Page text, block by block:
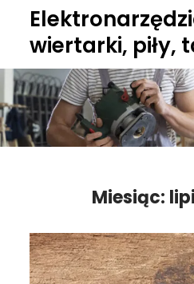
contentwiertarki, piły,
Miesiąc: